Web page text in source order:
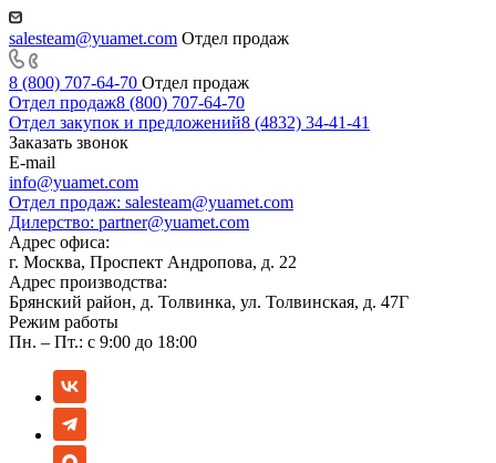
salesteam@yuamet.com Отдел продаж
8 (800) 707-64-70 Отдел продаж
Отдел продаж8 (800) 707-64-70
Отдел закупок и предложений8 (4832) 34-41-41
Заказать звонок
E-mail
info@yuamet.com
Отдел продаж: salesteam@yuamet.com
Дилерство: partner@yuamet.com
Адрес офиса:
г. Москва, Проспект Андропова, д. 22
Адрес производства:
Брянский район, д. Толвинка, ул. Толвинская, д. 47Г
Режим работы
Пн. – Пт.: с 9:00 до 18:00